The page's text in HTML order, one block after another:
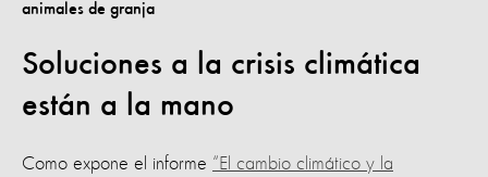
Soluciones a la crisis climática
están a la mano
Como expone el informe “El cambio climático y la